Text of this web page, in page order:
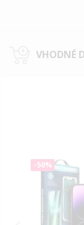
VHODNÉ
-50%